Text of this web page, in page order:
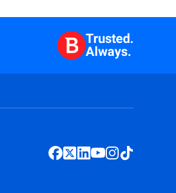
Trusted.
Always.